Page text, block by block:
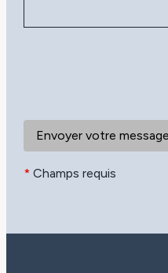
*Champs requis